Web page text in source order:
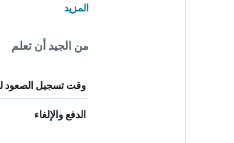
المزيد
من الجيد أن تعلم
وقت تسجيل الصعود
الدفع والإلغاء